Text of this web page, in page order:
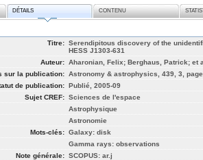
DÉTAILS CONTENU
Titre: Serendipitous discovery of the
HESS J1303-631
Auteur: Aharonian, Felix; Berghaus, Patrick; et
sur la publication: Astronomy & astrophysics, 439, 3,
de publication: Publié, 2005-09
Sujet CREF: Sciences de l'espace
Astrophysique
Astronomie
Mots-clés: Galaxy: disk
Gamma rays: observations
Note générale: SCOPUS: ar.j